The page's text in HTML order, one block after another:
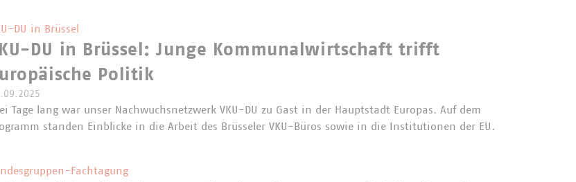
DU in Brüssel
DU in Brüssel: Junge Kommunalwirtschaft trifft
Politik
Tage lang war unser Nachwuchsnetzwerk VKU-DU zu Gast in der Hauptstadt Europas. Auf dem
standen Einblicke in die Arbeit des Brüsseler VKU-Büros sowie in die Institutionen der EU.
Fachtagung